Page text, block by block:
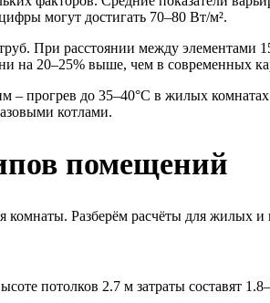
могут достигать 70–80 Вт/м².
При расстоянии между элементами
на 20–25% выше, чем в современных
– прогрев до 35–40°C в жилых
котлами.
помещений
комнаты. Разберём расчёты для жилых
потолков 2.7 м затраты составят